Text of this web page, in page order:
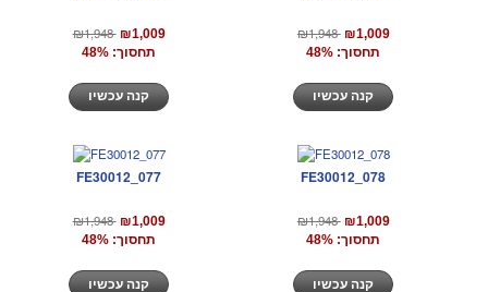
₪1,948 ₪1,009
תחסוך: 48%
₪1,948 ₪1,009
תחסוך: 48%
FE30012_077
₪1,948 ₪1,009
תחסוך: 48%
FE30012_078
₪1,948 ₪1,009
תחסוך: 48%